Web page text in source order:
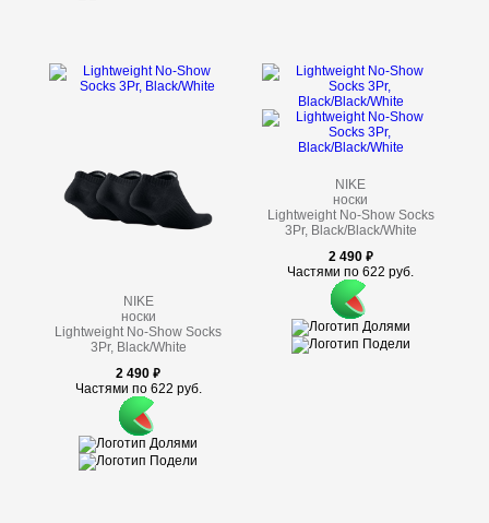
NIKE
носки
Lightweight No-Show Socks
3Pr, Black/White
2 490
Частями по 622 руб.
NIKE
носки
Lightweight No-Show Socks
3Pr, Black/Black/White
2 490
Частями по 622 руб.